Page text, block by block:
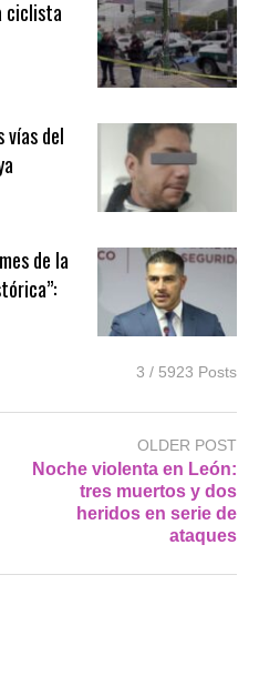
ciclista
vías del
de la
3 / 5923 Posts
OLDER POST
Noche violenta en León:
tres muertos y dos
heridos en serie de
ataques